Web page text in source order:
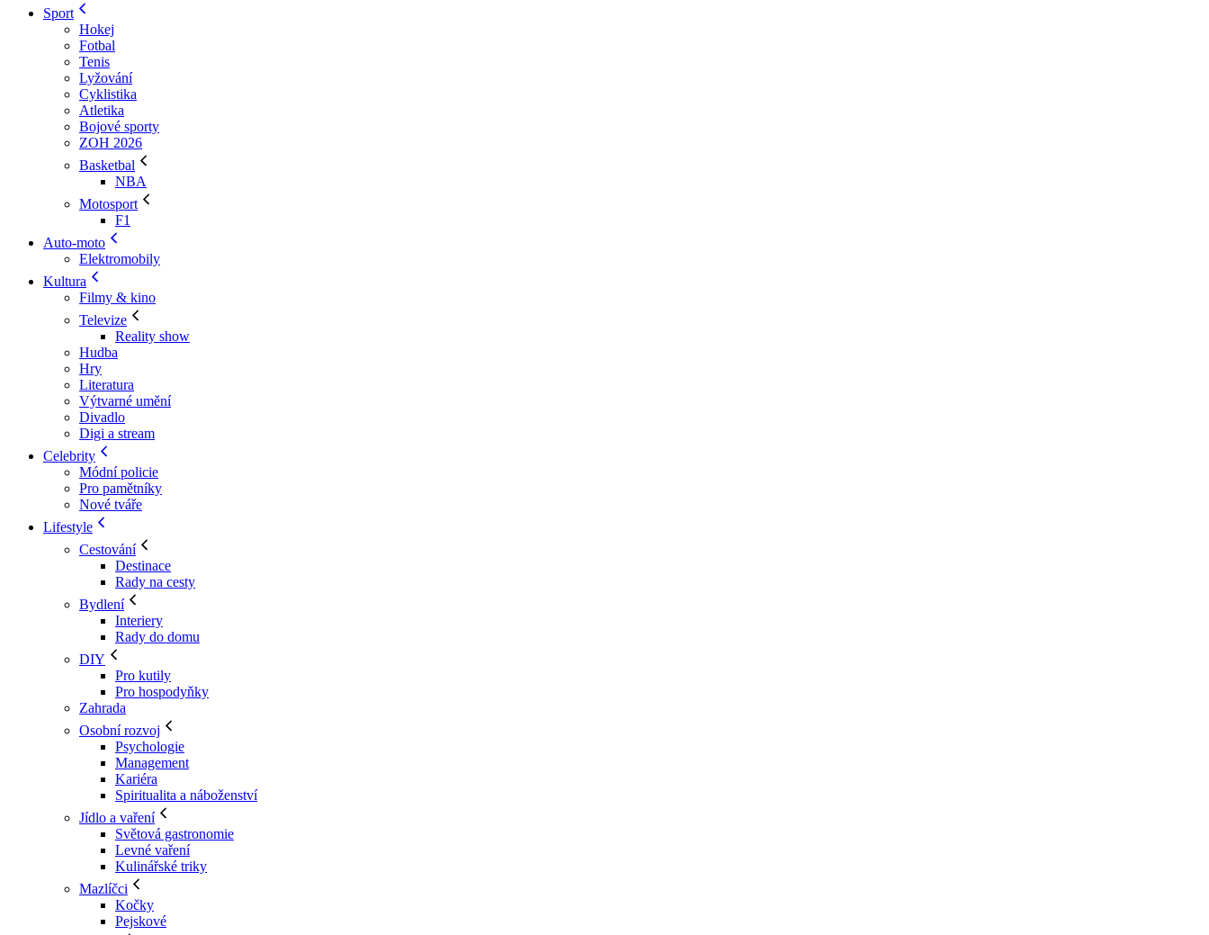
Sport
Hokej
Fotbal
Tenis
Lyžování
Cyklistika
Atletika
Bojové sporty
ZOH 2026
Basketbal
NBA
Motosport
F1
Auto-moto
Elektromobily
Kultura
Filmy & kino
Televize
Reality show
Hudba
Hry
Literatura
Výtvarné umění
Divadlo
Digi a stream
Celebrity
Módní policie
Pro pamětníky
Nové tváře
Lifestyle
Cestování
Destinace
Rady na cesty
Bydlení
Interiery
Rady do domu
DIY
Pro kutily
Pro hospodyňky
Zahrada
Osobní rozvoj
Psychologie
Management
Kariéra
Spiritualita a náboženství
Jídlo a vaření
Světová gastronomie
Levné vaření
Kulinářské triky
Mazlíčci
Kočky
Pejskové